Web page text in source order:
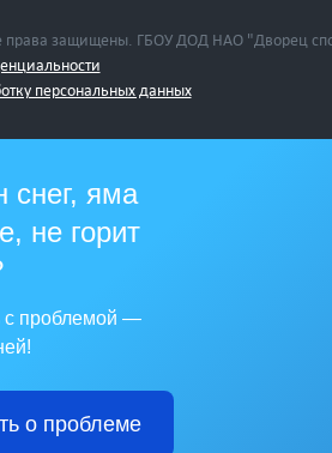
права защищены. ГБОУ ДОД НАО "Дворец
персональных данных
снег, яма
не горит
с проблемой —
о проблеме